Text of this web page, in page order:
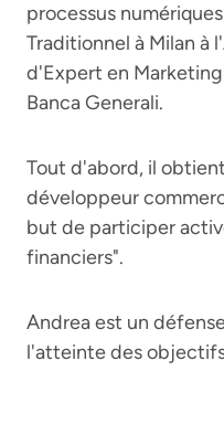
processus
Traditionnel à Milan à
d'Expert en
Banca Generali.
Tout d'abord, il
développeur
but de participer
financiers".
Andrea est un
l'atteinte des